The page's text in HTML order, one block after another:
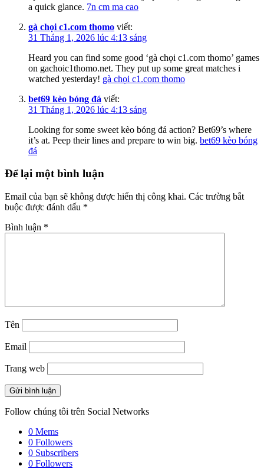
a quick glance. 7n cm ma cao
gà chọi c1.com thomo viết:
31 Tháng 1, 2026 lúc 4:13 sáng
Heard you can find some good ‘gà chọi c1.com thomo’ games
on gachoic1thomo.net. They put up some great matches i
watched yesterday! gà chọi c1.com thomo
bet69 kèo bóng đá viết:
31 Tháng 1, 2026 lúc 4:13 sáng
Looking for some sweet kèo bóng đá action? Bet69’s where
it’s at. Peep their lines and prepare to win big. bet69 kèo bóng
đá
Để lại một bình luận
Email của bạn sẽ không được hiển thị công khai. Các trường bắt
buộc được đánh dấu *
Bình luận *
Tên
Email
Trang web
Follow chúng tôi trên Social Networks
0 Mems
0 Followers
0 Subscribers
0 Followers